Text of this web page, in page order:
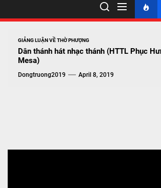
GIẢNG LUẬN VỀ THỜ PHƯỢNG
Dân thánh hát nhạc thánh (HTTL Phục Hưng,
Mesa)
Dongtruong2019 April 8, 2019